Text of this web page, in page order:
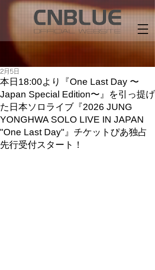
本日18:00より『One Last Day 〜
Japan Special Edition〜』を引っ提げ
た日本ソロライブ『2026 JUNG
YONGHWA SOLO LIVE IN JAPAN
"One Last Day"』チケットぴあ独占
先行受付スタート！
2月5日